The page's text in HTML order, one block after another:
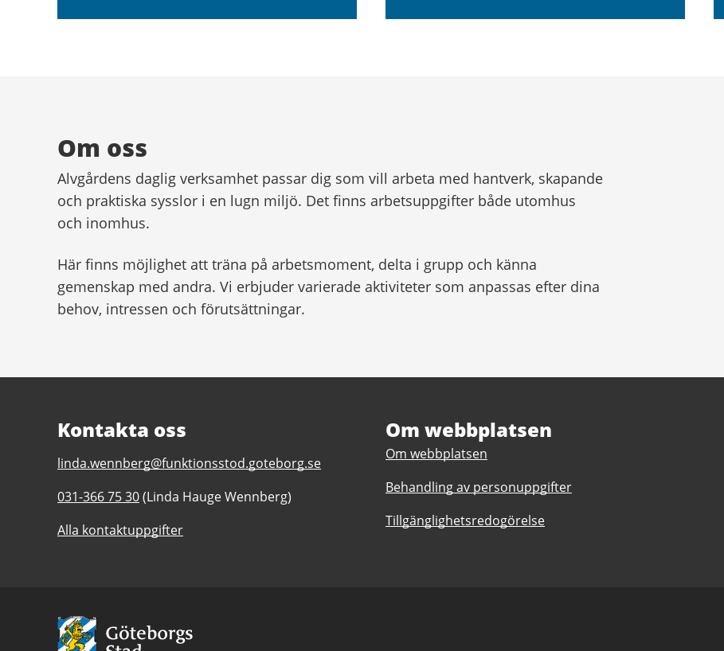
Om oss
Alvgårdens daglig verksamhet passar dig som vill arbeta med hantverk, skapande
och praktiska sysslor i en lugn miljö. Det finns arbetsuppgifter både utomhus
och inomhus.
Här finns möjlighet att träna på arbetsmoment, delta i grupp och känna
gemenskap med andra. Vi erbjuder varierade aktiviteter som anpassas efter dina
behov, intressen och förutsättningar.
Kontakta oss
E-
till
Alvgårdens
dagliga
linda.wennberg@funktionsstod.goteborg.se
Telefonnummer
Alvgårdens
031-366 75 30(Linda Hauge Wennberg)
Alla kontaktuppgifter
Om webbplatsen
Om webbplatsen
Behandling av personuppgifter
Tillgänglighetsredogörelse
Avsändare:
Göteborgs